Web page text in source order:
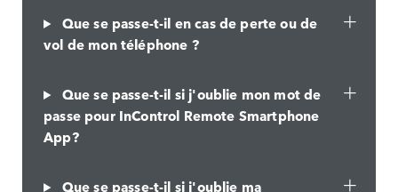
Que se passe-t-il en cas de perte ou de
vol de mon téléphone ?
Que se passe-t-il si j'oublie mon mot de
passe pour InControl Remote Smartphone
App?
Que se passe-t-il si j'oublie ma